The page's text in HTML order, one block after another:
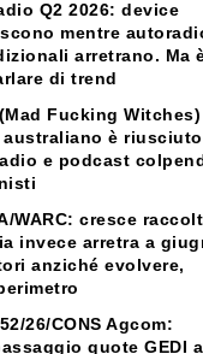
Q2 2026: device
mentre
arretrano. Ma
di trend
Fucking
è
e podcast
WARC: cresce
invece arretra a
anziché evolvere,
26/CONS Agcom:
quote GEDI